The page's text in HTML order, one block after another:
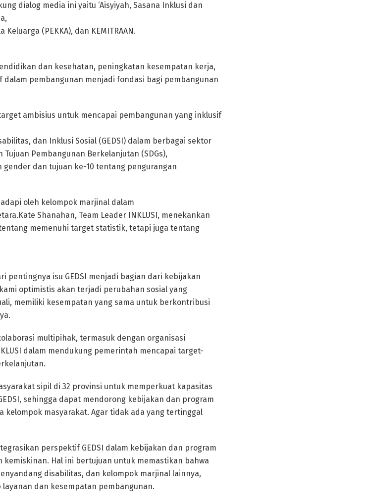
dialog media ini yaitu ‘Aisyiyah, Sasana Inklusi dan
(PEKKA), dan KEMITRAAN.
dan kesehatan, peningkatan kesempatan kerja,
pembangunan menjadi fondasi bagi pembangunan
ambisius untuk mencapai pembangunan yang inklusif
dan Inklusi Sosial (GEDSI) dalam berbagai sektor
Pembangunan Berkelanjutan (SDGs),
dan tujuan ke-10 tentang pengurangan
oleh kelompok marjinal dalam
Shanahan, Team Leader INKLUSI, menekankan
memenuhi target statistik, tetapi juga tentang
pentingnya isu GEDSI menjadi bagian dari kebijakan
optimistis akan terjadi perubahan sosial yang
memiliki kesempatan yang sama untuk berkontribusi
multipihak, termasuk dengan organisasi
dalam mendukung pemerintah mencapai target-
sipil di 32 provinsi untuk memperkuat kapasitas
sehingga dapat mendorong kebijakan dan program
masyarakat. Agar tidak ada yang tertinggal
perspektif GEDSI dalam kebijakan dan program
Hal ini bertujuan untuk memastikan bahwa
disabilitas, dan kelompok marjinal lainnya,
dan kesempatan pembangunan.